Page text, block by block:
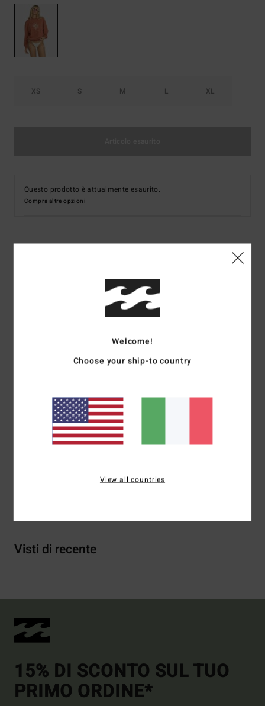
XS S M L XL
Questo prodotto è attualmente esaurito.
Compra altre opzioni
Felpa serigrafata Rosa Donna
Codice colore
felpa di 80% cotone, 20% poliestere
vestibilità:vestibilità oversize
Dettagli:collo e polsini a coste
Grafica:grafica ricamata
Visti di recente
15% DI SCONTO SUL TUO
PRIMO ORDINE*
Welcome!
Choose your ship-to country
View all countries